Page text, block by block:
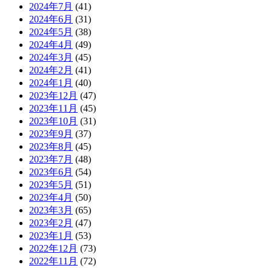
2024年7月 (41)
2024年6月 (31)
2024年5月 (38)
2024年4月 (49)
2024年3月 (45)
2024年2月 (41)
2024年1月 (40)
2023年12月 (47)
2023年11月 (45)
2023年10月 (31)
2023年9月 (37)
2023年8月 (45)
2023年7月 (48)
2023年6月 (54)
2023年5月 (51)
2023年4月 (50)
2023年3月 (65)
2023年2月 (47)
2023年1月 (53)
2022年12月 (73)
2022年11月 (72)